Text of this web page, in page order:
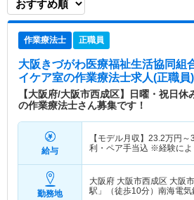
作業療法士 正職員
大阪きづがわ医療福祉生活協同組
イケア室の作業療法士求人(正職員)
【大阪府/大阪市西成区】日曜・祝日
の作業療法士さん募集です！
給与
【モデル月収】 23.2万円～
利・ペア手当込 ※
勤務地
大阪府 大阪市西成区 大阪
駅」（徒歩10分）南海電